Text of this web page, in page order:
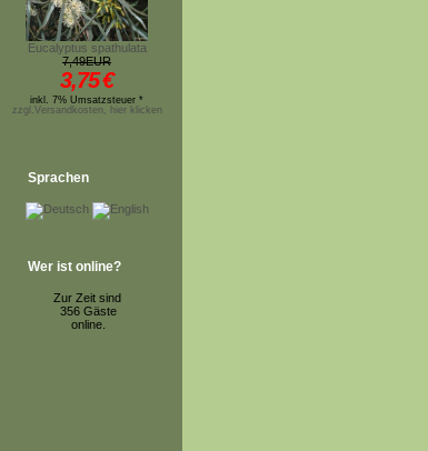
Eucalyptus spathulata
7,49EUR
3,75€
inkl. 7% Umsatzsteuer *
zzgl.Versandkosten, hier klicken
Sprachen
Wer ist online?
Zur Zeit sind
356 Gäste
online.